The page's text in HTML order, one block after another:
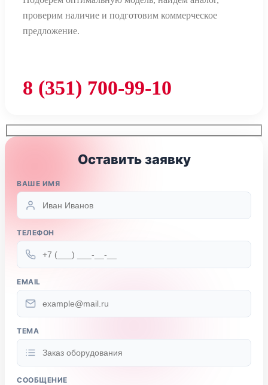
проверим наличие и подготовим коммерческое
предложение.
8 (351) 700-99-10
Оставить заявку
ВАШЕ ИМЯ
ТЕЛЕФОН
EMAIL
ТЕМА
СООБЩЕНИЕ